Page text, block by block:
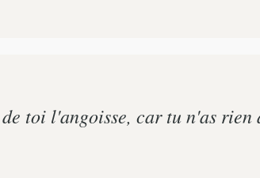
toi l'angoisse, car tu n'as